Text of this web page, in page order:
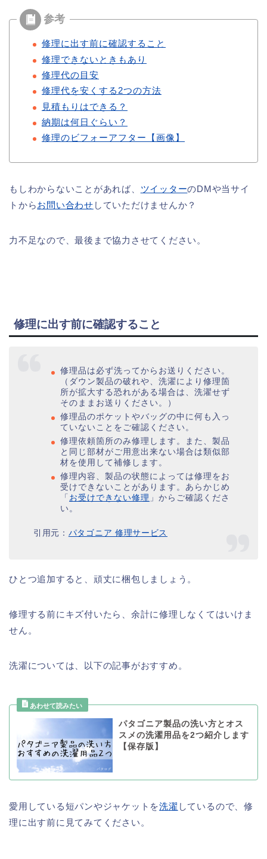
修理に出す前に確認すること
修理できないときもあり
修理代の目安
修理代を安くする2つの方法
見積もりはできる？
納期は何日ぐらい？
修理のビフォーアフター【画像】
もしわからないことがあれば、 ツイッターのDMや当サイ
トからお問い合わせ していただけませんか？
力不足なので、最後まで協力させてください。
修理に出す前に確認すること
修理品は必ず洗ってからお送りください。
（ダウン製品の破れや、洗濯により修理箇
所が拡大する恐れがある場合は、洗濯せず
そのままお送りください。）
修理品のポケットやバッグの中に何も入っ
ていないことをご確認ください。
修理依頼箇所のみ修理します。また、製品
と同じ部材がご用意出来ない場合は類似部
材を使用して補修します。
修理内容、製品の状態によっては修理をお
受けできないことがあります。あらかじめ
「 お受けできない修理 」からご確認くださ
い。
引用元： パタゴニア 修理サービス
ひとつ追加すると、頑丈に梱包しましょう。
修理する前にキズ付いたら、余計に修理しなくてはいけま
せん。
洗濯については、以下の記事がおすすめ。
パタゴニア製品の洗い方とオス
スメの洗濯用品を2つ紹介します
【保存版】
愛用している短パンやジャケットを洗濯 しているので、修
理に出す前に見てみてください。